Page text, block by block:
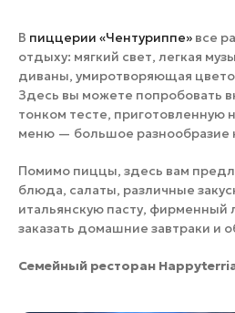
В пиццерии «Чентуриппе» все
отдыху: мягкий свет, легкая
диваны, умиротворяющая
Здесь вы можете попробовать
тонком тесте, приготовленную
меню — большое разнообразие
Помимо пиццы, здесь вам
блюда, салаты, различные
итальянскую пасту,
заказать домашние завтраки и
Семейный ресторан